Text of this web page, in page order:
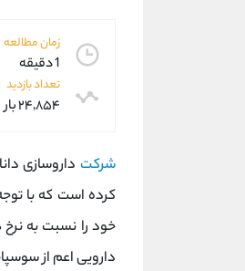
زمان مطالعه
1 دقیقه
تعداد بازدید
۲۴,۸۵۴ بار
شرکت داروسازی
کرده است که با
دارویی اعم از